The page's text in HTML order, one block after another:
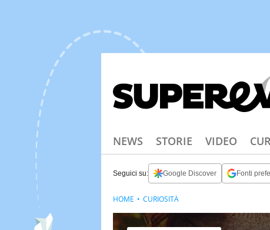
NEWS STORIE VIDEO
Seguici su: Google Discover Fonti
HOME CURIOSITÀ